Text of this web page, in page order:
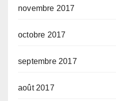
novembre 2017
octobre 2017
septembre 2017
août 2017